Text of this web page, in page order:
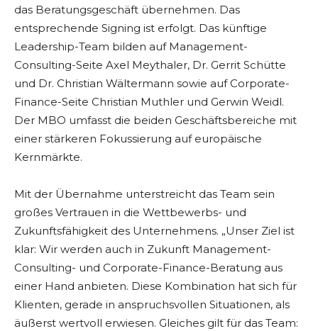
das Beratungsgeschäft übernehmen. Das
entsprechende Signing ist erfolgt. Das künftige
Leadership-Team bilden auf Management-
Consulting-Seite Axel Meythaler, Dr. Gerrit Schütte
und Dr. Christian Wältermann sowie auf Corporate-
Finance-Seite Christian Muthler und Gerwin Weidl.
Der MBO umfasst die beiden Geschäftsbereiche mit
einer stärkeren Fokussierung auf europäische
Kernmärkte.
Mit der Übernahme unterstreicht das Team sein
großes Vertrauen in die Wettbewerbs- und
Zukunftsfähigkeit des Unternehmens. „Unser Ziel ist
klar: Wir werden auch in Zukunft Management-
Consulting- und Corporate-Finance-Beratung aus
einer Hand anbieten. Diese Kombination hat sich für
Klienten, gerade in anspruchsvollen Situationen, als
äußerst wertvoll erwiesen. Gleiches gilt für das Team: